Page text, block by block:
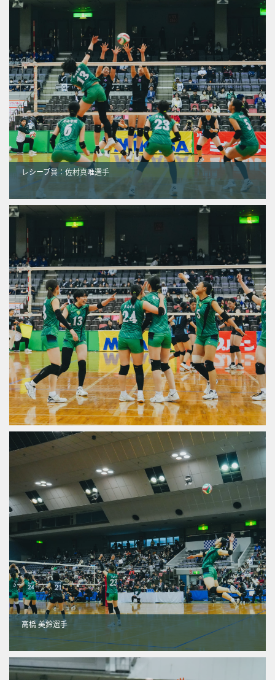
レシーブ賞：佐村真唯選手
高橋 美鈴選手